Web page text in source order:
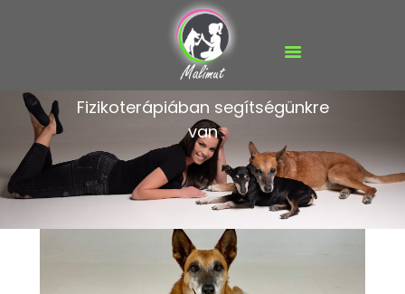
Fizikoterápiában segítségünkre
van
FŐOLDAL
MALIMUT VIDEÓK
FIZIOTERÁPIA
TERMÉKEK